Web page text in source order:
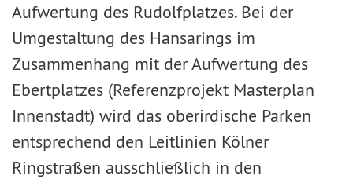
Aufwertung des Rudolfplatzes. Bei der
Umgestaltung des Hansarings im
Zusammenhang mit der Aufwertung des
Ebertplatzes (Referenzprojekt Masterplan
Innenstadt) wird das oberirdische Parken
entsprechend den Leitlinien Kölner
Ringstraßen ausschließlich in den